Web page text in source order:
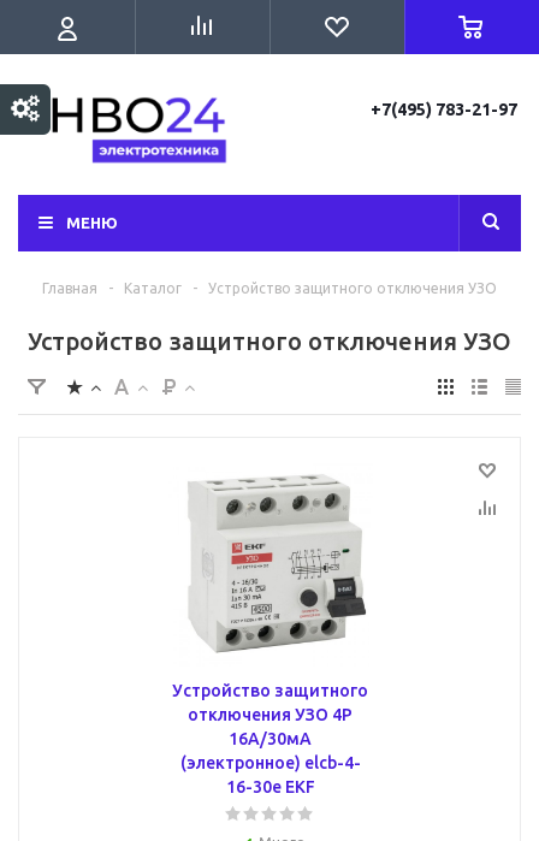
+7(495) 783-21-97
МЕНЮ
Главная - Каталог - Устройство защитного отключения УЗО
Устройство защитного отключения УЗО
Устройство защитного
отключения УЗО 4P
16А/30мА
(электронное) elcb-4-
16-30e EKF